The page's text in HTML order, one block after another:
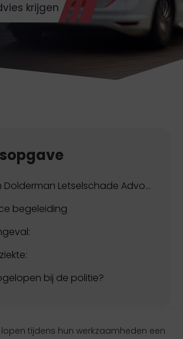
krijgen
Letselschade Advocaten:
begeleiding
bij de politie?
lopen tijdens hun werkzaamheden een